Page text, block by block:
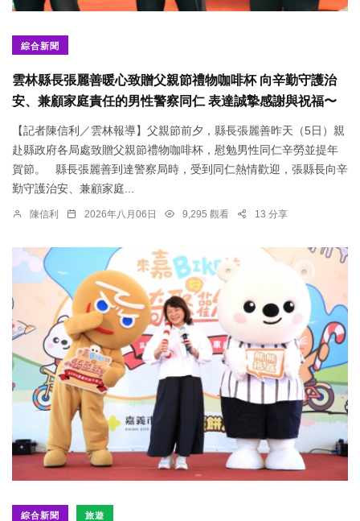
綜合新聞
雲林縣長張麗善暖心致贈父親節禮物咖啡杯 向辛勤守護治
安、兼顧家庭責任的男性警察同仁 表達誠摯感謝與祝福〜
【記者陳信利／雲林報導】父親節前夕，縣長張麗善昨天（5日）親
赴縣政府各局處致贈父親節禮物咖啡杯，慰勉男性同仁辛勞並提年
賀節。 縣長張麗善到達警察局時，受到同仁熱情歡迎，張縣長向辛
勤守護治安、兼顧家庭...
陳信利 2026年八月06日 9,295 觀看 13 分享
綜合新聞 旅遊